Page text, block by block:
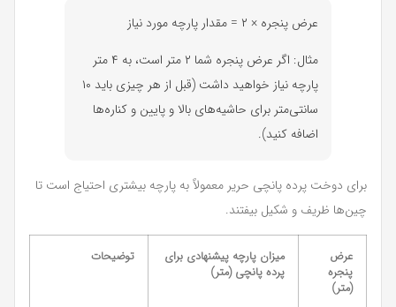
عرض پنجره × ۲ = مقدار پارچه مورد نیاز
مثال: اگر عرض پنجره شما ۲ متر است، به ۴ متر
پارچه نیاز خواهید داشت (قبل از هر چیزی باید ۱۰
سانتی‌متر برای حاشیه‌های بالا و پایین و کناره‌ها
اضافه کنید).
برای دوخت پرده پانچی حریر معمولاً به پارچه بیشتری احتیاج است تا
چین‌ها ظریف و شکیل بیفتند.
عرض
پنجره
(متر)
میزان پارچه پیشنهادی برای
پرده پانچی (متر)
توضیحات